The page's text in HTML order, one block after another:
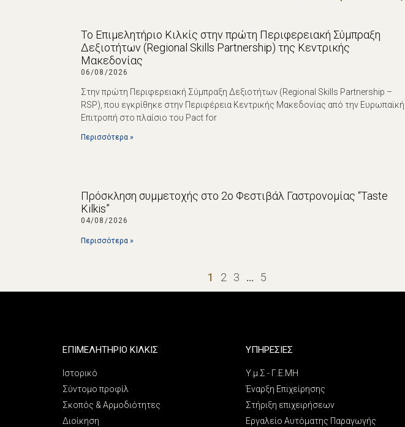
Το Επιμελητήριο Κιλκίς στην πρώτη Περιφερειακή Σύμπραξη
Δεξιοτήτων (Regional Skills Partnership) της Κεντρικής
Μακεδονίας
06/08/2026
Στην πρώτη Περιφερειακή Σύμπραξη Δεξιοτήτων (Regional Skills Partnership –
RSP), που εγκρίθηκε στην Περιφέρεια Κεντρικής Μακεδονίας από την Ευρωπαϊκή
Επιτροπή στο πλαίσιο του Pact for
Περισσότερα »
Πρόσκληση συμμετοχής στο 2ο Φεστιβάλ Γαστρονομίας “Taste
Kilkis”
04/08/2026
Περισσότερα »
1 2 3 … 5
ΕΠΙΜΕΛΗΤΗΡΙΟ ΚΙΛΚΙΣ
Ιστορικό
Σύντομο προφίλ
Σκοπός & Αρμοδιότητες
Διοίκηση
ΥΠΗΡΕΣΙΕΣ
Υ.μ.Σ - Γ.Ε.ΜΗ
Έναρξη Επιχείρησης
Στήριξη επιχειρήσεων
Εργαλείο Αυτόματης Παραγωγής